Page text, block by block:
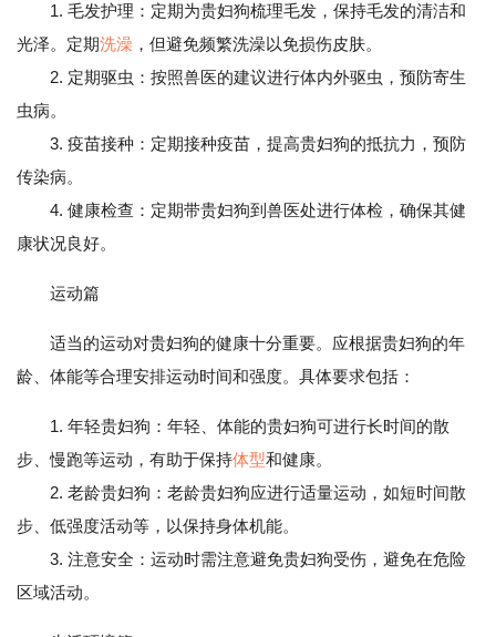
1. 毛发护理：定期为贵妇狗梳理毛发，保持毛发的清洁和
光泽。定期洗澡 ，但避免频繁洗澡以免损伤皮肤。
2. 定期驱虫：按照兽医的建议进行体内外驱虫，预防寄生
虫病。
3. 疫苗接种：定期接种疫苗，提高贵妇狗的抵抗力，预防
传染病。
4. 健康检查：定期带贵妇狗到兽医处进行体检，确保其健
康状况良好。
运动篇
适当的运动对贵妇狗的健康十分重要。应根据贵妇狗的年
龄、体能等合理安排运动时间和强度。具体要求包括：
1. 年轻贵妇狗：年轻、体能的贵妇狗可进行长时间的散
步、慢跑等运动，有助于保持体型和健康。
2. 老龄贵妇狗：老龄贵妇狗应进行适量运动，如短时间散
步、低强度活动等，以保持身体机能。
3. 注意安全：运动时需注意避免贵妇狗受伤，避免在危险
区域活动。